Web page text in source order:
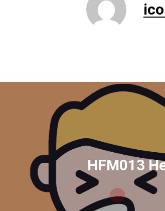
HFM013